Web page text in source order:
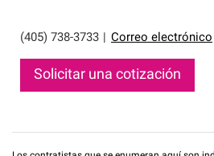
(405) 738-3733 Correo electrónico
Solicitar una cotización